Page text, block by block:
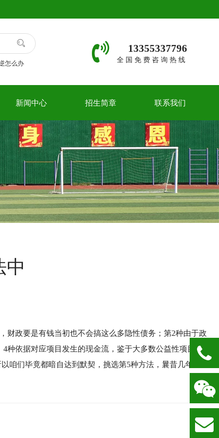
怎么办
13355337796
全国免费咨询热线
新闻中心 招生简章 联系我们
中
财政要是有钱当初也不会搞这么多隐性债务； 第2种由于政
4种依据对应项目发生的现金流，鉴于大多数公益性项目本身
咱们毕竟都暗自达到默契，挑选第5种方法，曩昔几年内商